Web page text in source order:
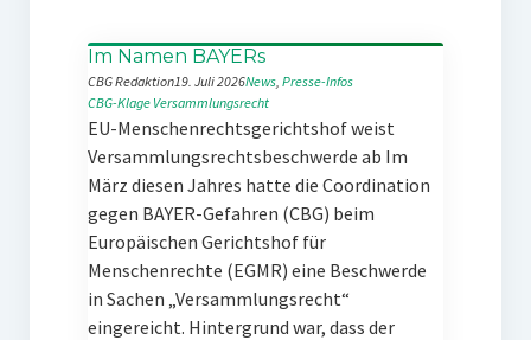
Im Namen BAYERs
CBG Redaktion19. Juli 2026News, Presse-Infos
CBG-Klage Versammlungsrecht
EU-Menschenrechtsgerichtshof weist
Versammlungsrechtsbeschwerde ab Im
März diesen Jahres hatte die Coordination
gegen BAYER-Gefahren (CBG) beim
Europäischen Gerichtshof für
Menschenrechte (EGMR) eine Beschwerde
in Sachen „Versammlungsrecht“
eingereicht. Hintergrund war, dass der